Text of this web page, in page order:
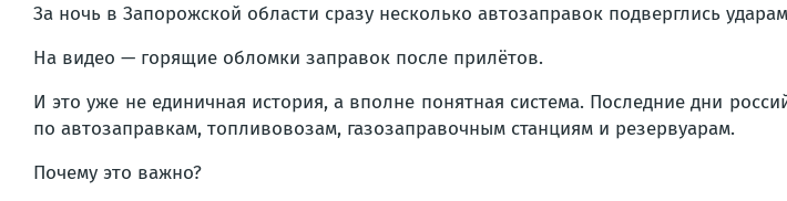
За ночь в Запорожской области сразу несколько автозаправок подверглись
На видео — горящие обломки заправок после прилётов.
И это уже не единичная история, а вполне понятная система. Последние дни
по автозаправкам, топливовозам, газозаправочным станциям и резервуарам.
Почему это важно?